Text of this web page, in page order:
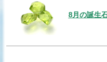
8月の誕生